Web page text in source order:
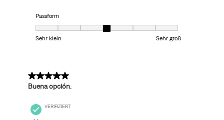
Passform
Sehr klein
Sehr groß
5 von 5 Sternen.
Buena opción.
VERIFIZIERT